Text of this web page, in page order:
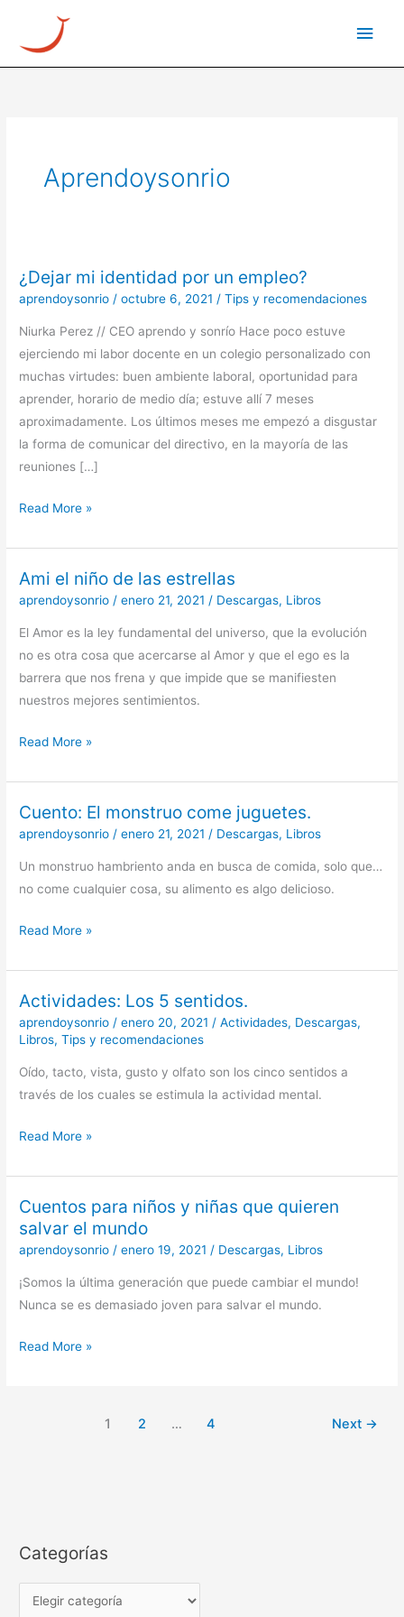
contenido
Aprendoysonrio
¿Dejar mi identidad por un empleo?
aprendoysonrio/octubre 6, 2021/Tips y recomendaciones
Niurka Perez // CEO aprendo y sonrío Hace poco estuve
ejerciendo mi labor docente en un colegio personalizado con
muchas virtudes: buen ambiente laboral, oportunidad para
aprender, horario de medio día; estuve allí 7 meses
aproximadamente. Los últimos meses me empezó a disgustar
la forma de comunicar del directivo, en la mayoría de las
reuniones […]
¿Dejar
mi
Read More »
Ami el niño de las estrellas
aprendoysonrio/enero 21, 2021/ Descargas, Libros
El Amor es la ley fundamental del universo, que la evolución
no es otra cosa que acercarse al Amor y que el ego es la
barrera que nos frena y que impide que se manifiesten
nuestros mejores sentimientos.
Ami
el
Read More »
Cuento: El monstruo come juguetes.
aprendoysonrio/enero 21, 2021/ Descargas, Libros
Un monstruo hambriento anda en busca de comida, solo que…
no come cualquier cosa, su alimento es algo delicioso.
Cuento:
El
Read More »
Actividades: Los 5 sentidos.
aprendoysonrio/enero 20, 2021/Actividades, Descargas,
Libros,Tips y recomendaciones
Oído, tacto, vista, gusto y olfato son los cinco sentidos a
través de los cuales se estimula la actividad mental.
Actividades:
Los
5
sentidos.
Read More »
Cuentos para niños y niñas que quieren
salvar el mundo
aprendoysonrio/enero 19, 2021/ Descargas, Libros
¡Somos la última generación que puede cambiar el mundo!
Nunca se es demasiado joven para salvar el mundo.
Cuentos
para
niños
quieren
Read More »
1 2 … 4 Next →
Categorías
C